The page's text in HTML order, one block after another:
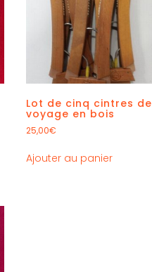
Lot de cinq cintres de
voyage en bois
25,00€
Ajouter au panier